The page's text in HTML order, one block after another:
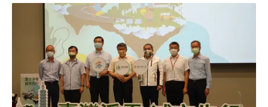
未來的關鍵隨著全球COVID-19疫情逐漸受到控制，碳排
放也快速反彈，很可能今年排碳會大漲15億噸，增速將是
有紀錄以來第二高。高排碳的城市因此有巨大挑戰和機會
來努力邁向減碳目標。隨著數十國相繼宣布淨零碳排目
標，已有上萬個城市與地方政府加入全球氣候與能源市長
聯盟（Global Covenant of Mayors for Climate &
Energy），至2030年減碳潛力可達23億噸，台灣